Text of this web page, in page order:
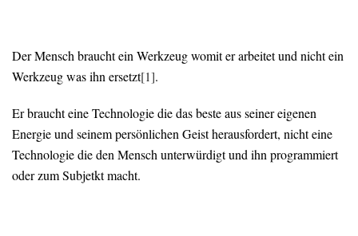
Der Mensch braucht ein Werkzeug womit er arbeitet und nicht ein
Werkzeug was ihn ersetzt[1].
Er braucht eine Technologie die das beste aus seiner eigenen
Energie und seinem persönlichen Geist herausfordert, nicht eine
Technologie die den Mensch unterwürdigt und ihn programmiert
oder zum Subjetkt macht.